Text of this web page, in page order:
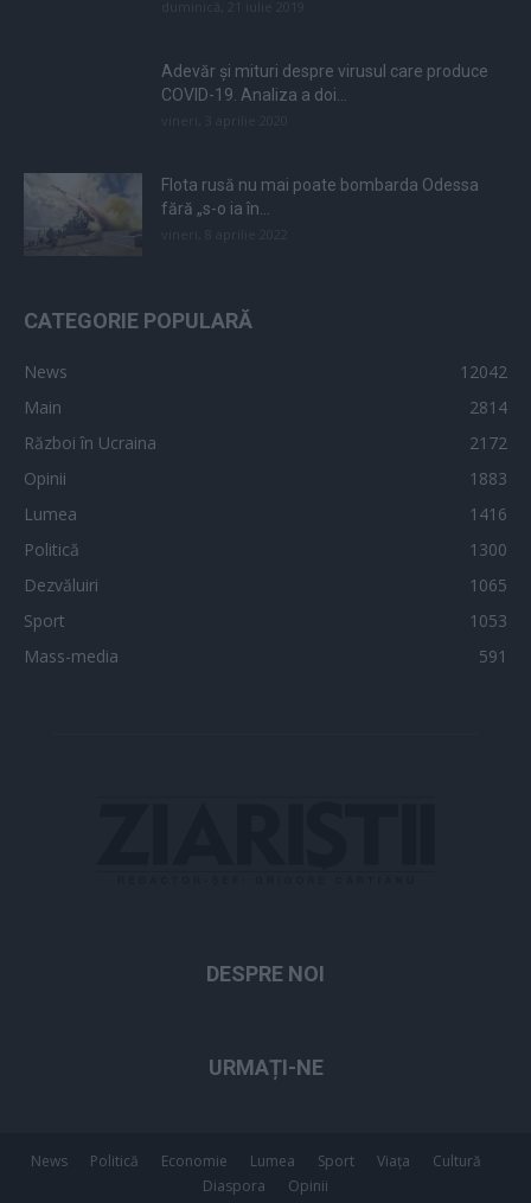
Adevăr și mituri despre virusul care produce
COVID-19. Analiza a doi...
Flota rusă nu mai poate bombarda Odessa
fără „s-o ia în...
CATEGORIE POPULARĂ
News
12042
Main
2814
Război în Ucraina
2172
Opinii
1883
Lumea
1416
Politică
1300
Dezvăluiri
1065
Sport
1053
Mass-media
591
DESPRE NOI
URMAȚI-NE
News Politică Economie Lumea Sport Viața
Cultură
Diaspora
Opinii